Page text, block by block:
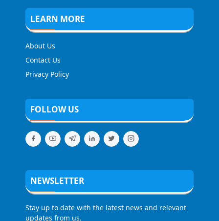
LEARN MORE
About Us
Contact Us
Privacy Policy
FOLLOW US
NEWSLETTER
Stay up to date with the latest news and relevant
updates from us.